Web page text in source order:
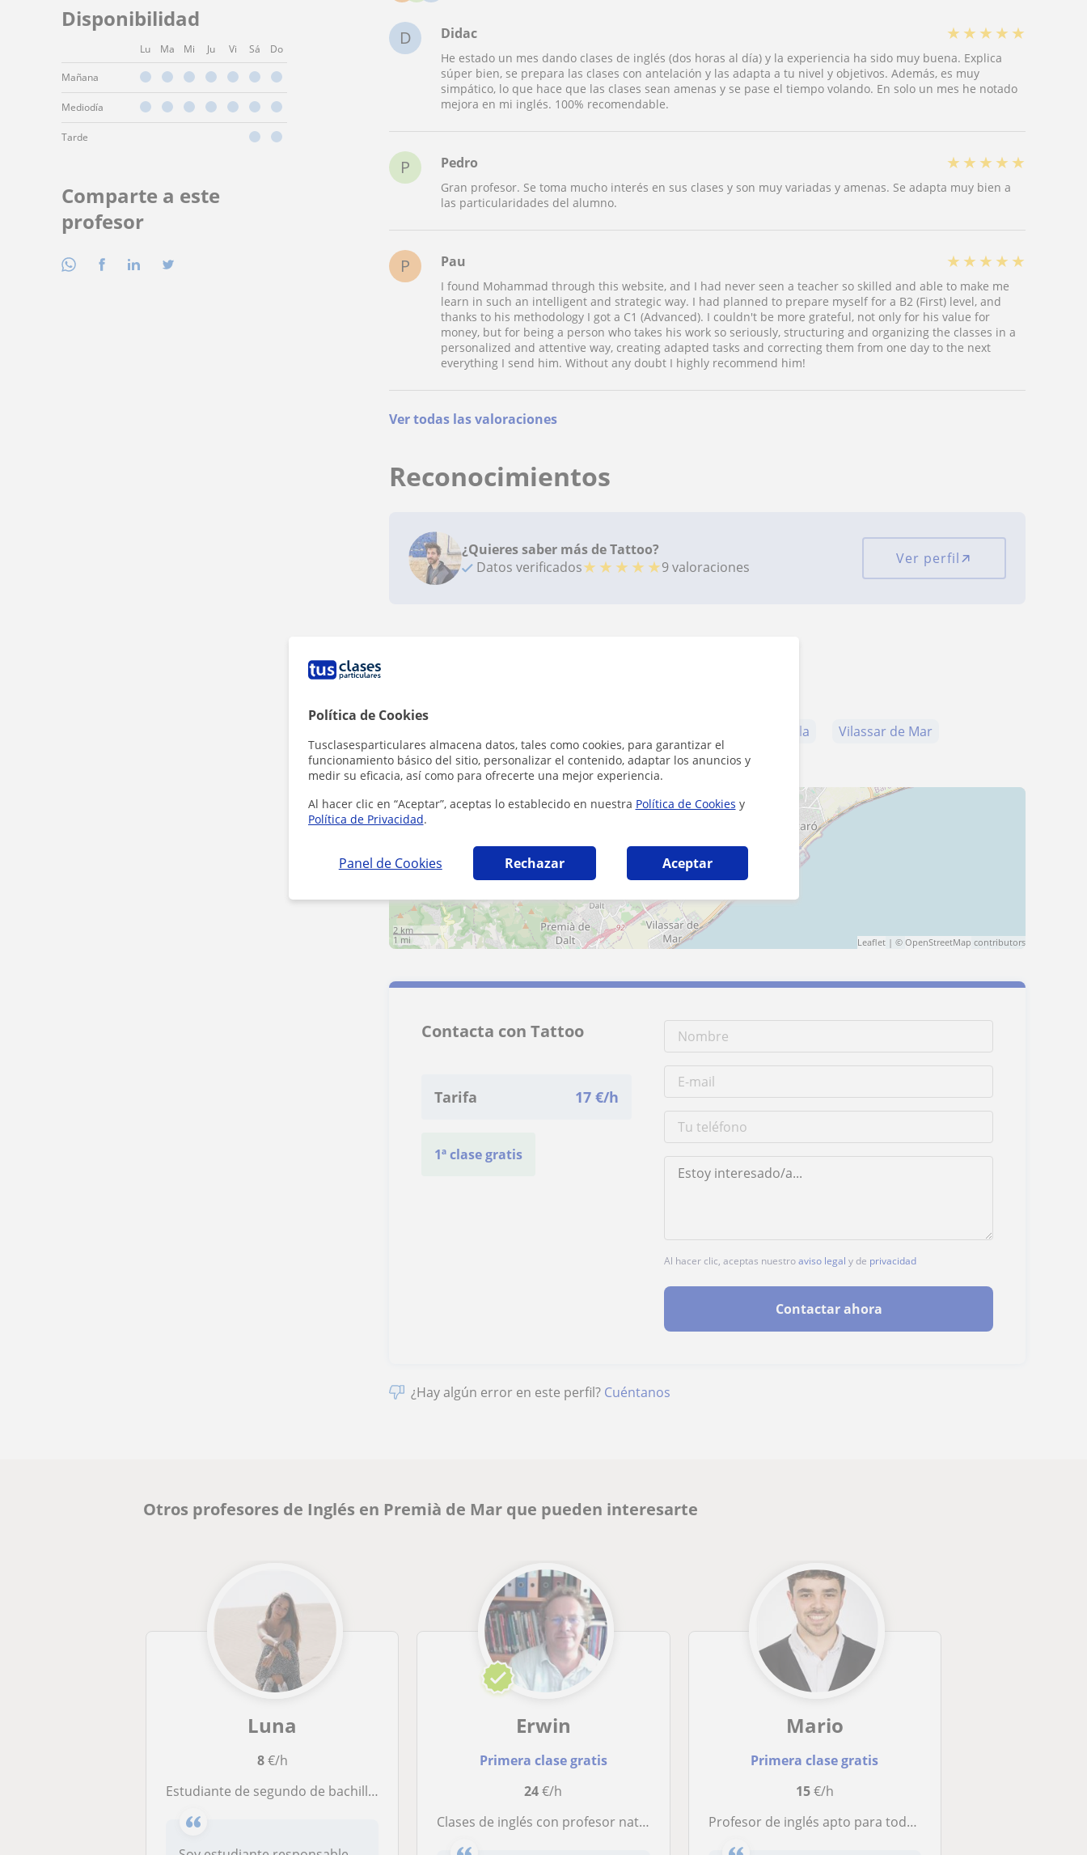
Política de Cookies
Tusclasesparticulares almacena datos, tales como cookies, para garantizar el
funcionamiento básico del sitio, personalizar el contenido, adaptar los anuncios y
medir su eficacia, así como para ofrecerte una mejor experiencia.
Al hacer clic en “Aceptar”, aceptas lo establecido en nuestra Política de Cookies y
Política de Privacidad.
Panel de Cookies Rechazar Aceptar
Disponibilidad
Lu Ma Mi Ju Vi Sá Do
Mañana
Mediodía
Tarde
Comparte a este
profesor
D Didac ★ ★ ★ ★ ★
He estado un mes dando clases de inglés (dos horas al día) y la experiencia ha sido muy buena. Explica
súper bien, se prepara las clases con antelación y las adapta a tu nivel y objetivos. Además, es muy
simpático, lo que hace que las clases sean amenas y se pase el tiempo volando. En solo un mes he notado
mejora en mi inglés. 100% recomendable.
P Pedro ★ ★ ★ ★ ★
Gran profesor. Se toma mucho interés en sus clases y son muy variadas y amenas. Se adapta muy bien a
las particularidades del alumno.
P Pau ★ ★ ★ ★ ★
I found Mohammad through this website, and I had never seen a teacher so skilled and able to make me
learn in such an intelligent and strategic way. I had planned to prepare myself for a B2 (First) level, and
thanks to his methodology I got a C1 (Advanced). I couldn't be more grateful, not only for his value for
money, but for being a person who takes his work so seriously, structuring and organizing the classes in a
personalized and attentive way, creating adapted tasks and correcting them from one day to the next
everything I send him. Without any doubt I highly recommend him!
Ver todas las valoraciones
Reconocimientos
¿Quieres saber más de Tattoo?
Datos verificados★ ★ ★ ★ ★9 valoraciones Ver perfil
Alella
Vilassar de Mar
Vilassar de Dalt
Premià de Mar Premià de Dalt
+ −
2 km
1 mi
Leaflet| © OpenStreetMap contributors
Contacta con Tattoo
Tarifa 17 €/h
1ª clase gratis
Al hacer clic, aceptas nuestroaviso legal y de privacidad
Contactar ahora
¿Hay algún error en este perfil? Cuéntanos
Otros profesores de Inglés en Premià de Mar que pueden interesarte
Luna
8€/h
Estudiante de segundo de bachillerato, ofrezco mi ayuda para dar clases de inglés a niños hasta ESO
Erwin
Primera clase gratis
24€/h
Clases de inglés con profesor nativo bilingüe con 33 años de experiencia
Mario
Primera clase gratis
15€/h
Profesor de inglés apto para todos los niveles y edades - he vivido en Estados Unidos y cursado la carrera en inglés